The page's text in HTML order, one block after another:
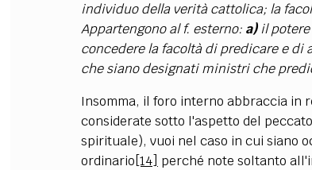
individuo della verità cattolica; la
Appartengono al f. esterno: a)il potere
concedere la facoltà di predicare e
che siano designati ministri che
Insomma, il foro interno abbraccia in
considerate sotto l'aspetto del
spirituale), vuoi nel caso in cui siano
ordinario [14] perché note soltanto